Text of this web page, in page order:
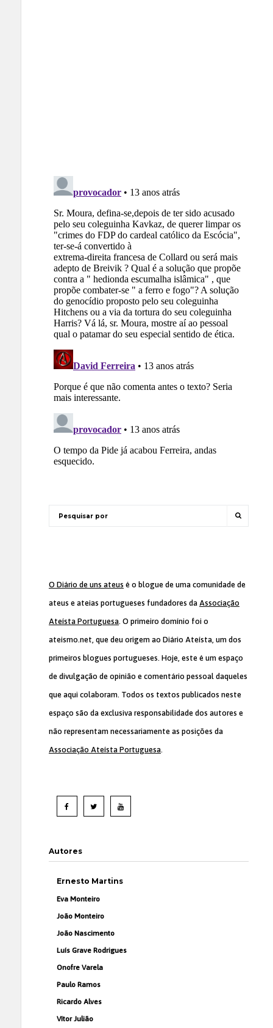
O Diário de uns ateus é o blogue de uma comunidade de
ateus e ateias portugueses fundadores da Associação
Ateísta Portuguesa. O primeiro domínio foi o
ateismo.net, que deu origem ao Diário Ateísta, um dos
primeiros blogues portugueses. Hoje, este é um espaço
de divulgação de opinião e comentário pessoal daqueles
que aqui colaboram. Todos os textos publicados neste
espaço são da exclusiva responsabilidade dos autores e
não representam necessariamente as posições da
Associação Ateísta Portuguesa.
Autores
Ernesto Martins
Eva Monteiro
João Monteiro
João Nascimento
Luís Grave Rodrigues
Onofre Varela
Paulo Ramos
Ricardo Alves
Vítor Julião